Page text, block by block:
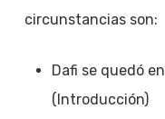
circunstancias son:
Dafi se quedó
(Introducción)